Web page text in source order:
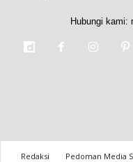
Hubungi kami:
Redaksi Pedoman Media